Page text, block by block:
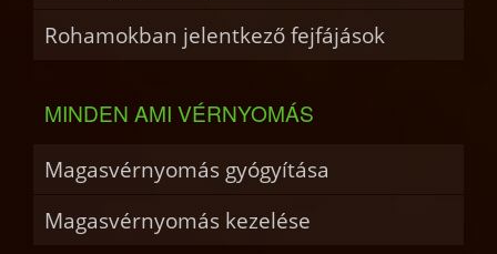
Rohamokban jelentkező fejfájások
MINDEN AMI VÉRNYOMÁS
Magasvérnyomás gyógyítása
Magasvérnyomás kezelése